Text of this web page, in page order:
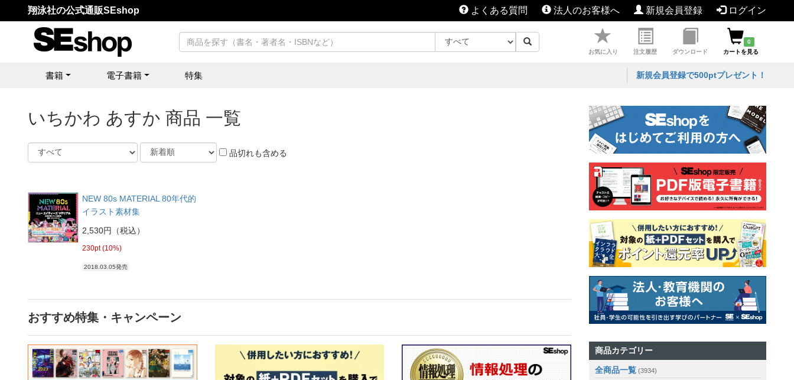
翔泳社の公式通販SEshop よくある質問 法人のお客様へ 新規会員登録 ログイン
お気に入り 注文履歴 ダウンロード
0
カートを見る
書籍 電子書籍 特集 新規会員登録で500ptプレゼント！
いちかわ あすか 商品 一覧
品切れも含める
NEW 80s MATERIAL 80年代的
イラスト素材集
2,530円（税込）
230pt (10%)
2018.03.05発売
おすすめ特集・キャンペーン
商品カテゴリー
全商品一覧 (3934)